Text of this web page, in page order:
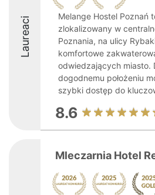
Laureaci
Melange Hostel Poznań
zlokalizowany w
Poznania, na ulicy
komfortowe
odwiedzających miasto.
dogodnemu położeniu
szybki dostęp do
8.6
Mleczarnia Hotel